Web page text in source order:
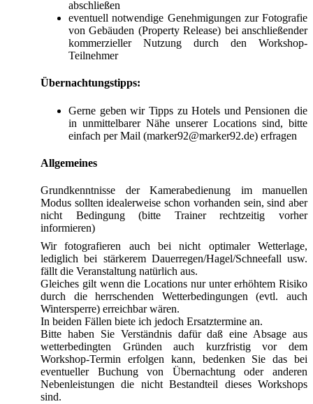
abschließen
eventuell notwendige Genehmigungen zur Fotografie
von Gebäuden (Property Release) bei anschließender
kommerzieller Nutzung durch den Workshop-
Teilnehmer
Übernachtungstipps:
Gerne geben wir Tipps zu Hotels und Pensionen die
in unmittelbarer Nähe unserer Locations sind, bitte
einfach per Mail (marker92@marker92.de) erfragen
Allgemeines
Grundkenntnisse der Kamerabedienung im manuellen
Modus sollten idealerweise schon vorhanden sein, sind aber
nicht Bedingung (bitte Trainer rechtzeitig vorher
informieren)
Wir fotografieren auch bei nicht optimaler Wetterlage,
lediglich bei stärkerem Dauerregen/Hagel/Schneefall usw.
fällt die Veranstaltung natürlich aus.
Gleiches gilt wenn die Locations nur unter erhöhtem Risiko
durch die herrschenden Wetterbedingungen (evtl. auch
Wintersperre) erreichbar wären.
In beiden Fällen biete ich jedoch Ersatztermine an.
Bitte haben Sie Verständnis dafür daß eine Absage aus
wetterbedingten Gründen auch kurzfristig vor dem
Workshop-Termin erfolgen kann, bedenken Sie das bei
eventueller Buchung von Übernachtung oder anderen
Nebenleistungen die nicht Bestandteil dieses Workshops
sind.